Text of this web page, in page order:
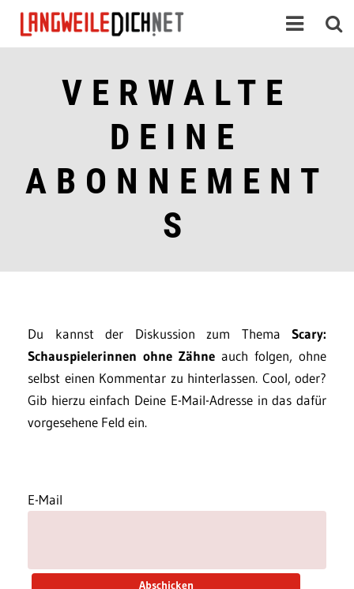
VERWALTE
DEINE
ABONNEMENT
S
Du kannst der Diskussion zum Thema Scary:
Schauspielerinnen ohne Zähne auch folgen, ohne
selbst einen Kommentar zu hinterlassen. Cool, oder?
Gib hierzu einfach Deine E-Mail-Adresse in das dafür
vorgesehene Feld ein.
E-Mail